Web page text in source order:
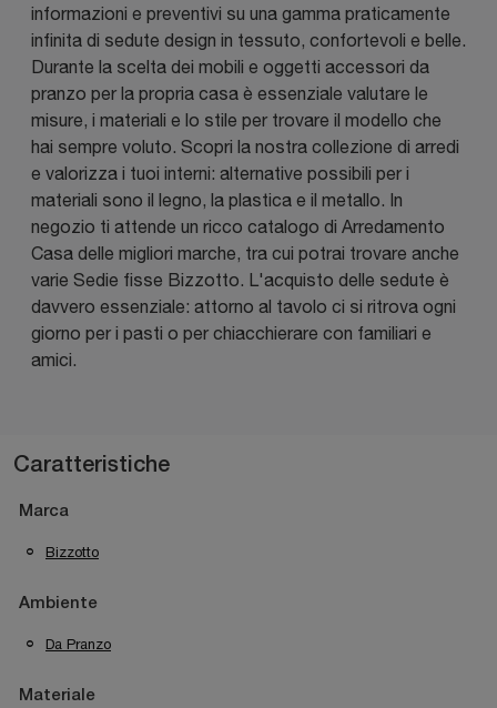
informazioni e preventivi su una gamma praticamente
infinita di sedute design in tessuto, confortevoli e belle.
Durante la scelta dei mobili e oggetti accessori da
pranzo per la propria casa è essenziale valutare le
misure, i materiali e lo stile per trovare il modello che
hai sempre voluto. Scopri la nostra collezione di arredi
e valorizza i tuoi interni: alternative possibili per i
materiali sono il legno, la plastica e il metallo. In
negozio ti attende un ricco catalogo di Arredamento
Casa delle migliori marche, tra cui potrai trovare anche
varie Sedie fisse Bizzotto. L'acquisto delle sedute è
davvero essenziale: attorno al tavolo ci si ritrova ogni
giorno per i pasti o per chiacchierare con familiari e
amici.
Caratteristiche
Marca
Bizzotto
Ambiente
Da Pranzo
Materiale